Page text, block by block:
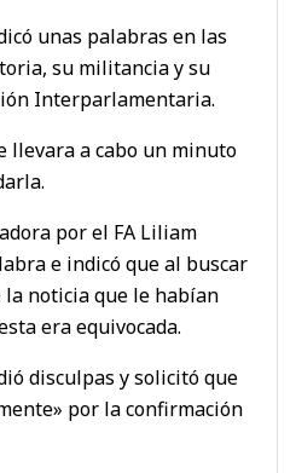
unas palabras en las
su militancia y su
Interparlamentaria.
llevara a cabo un minuto
por el FA Liliam
e indicó que al buscar
noticia que le habían
era equivocada.
disculpas y solicitó que
por la confirmación